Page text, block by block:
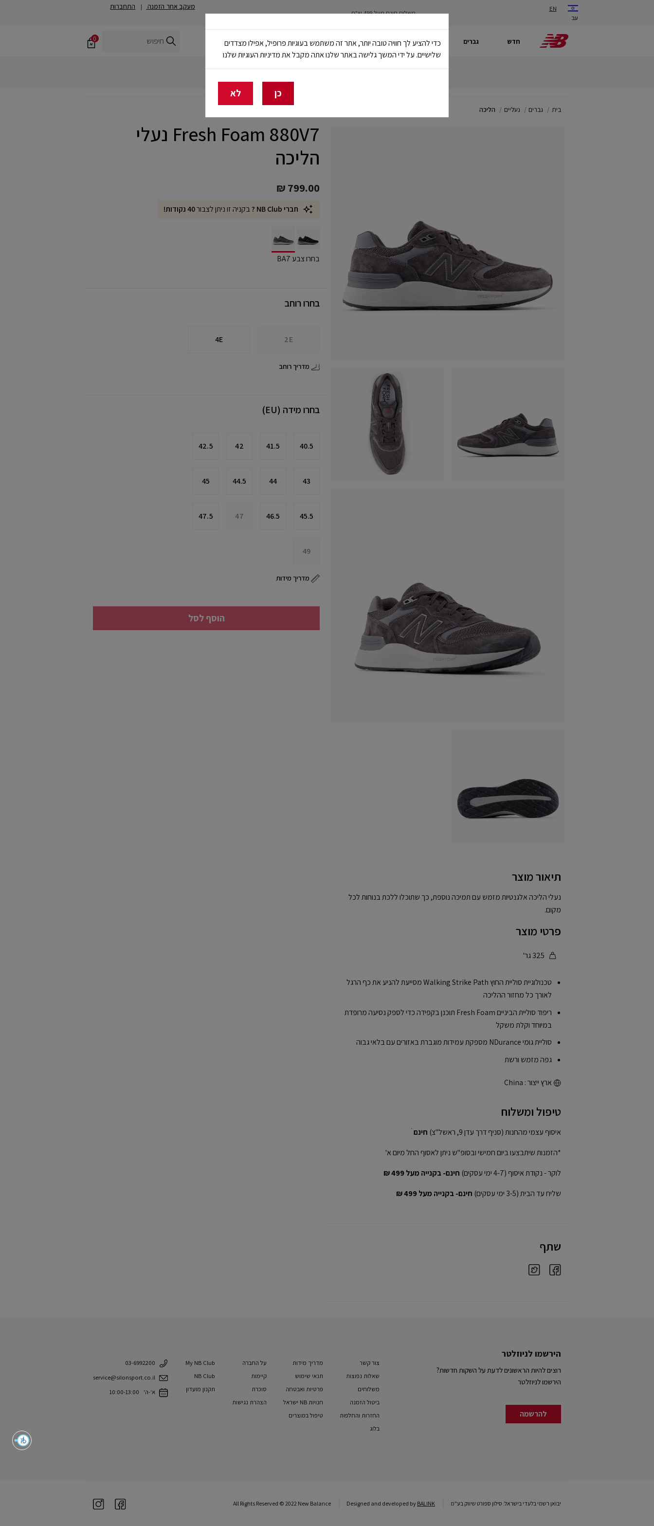
עב
EN
משלוח חינם מעל 499 ש"ח
מעקב אחר הזמנה | התחברות
חדש גברים נשים ילדים ריצה עבודה ובטיחות NB Club
0
🔥 20% הנחה על כל הביגוד באתר ובחנויות - לזמן מוגבל
בית גברים נעליים הליכה
תיאור מוצר
נעלי הליכה אלגנטיות מזמש עם תמיכה נוספת, כך שתוכלו ללכת בנוחות לכל
מקום.
פרטי מוצר
325 גר'
טכנולוגיית סוליית החוץ Walking Strike Path מסייעת להניע את כף הרגל
לאורך כל מחזור ההליכה
ריפוד סוליית הביניים Fresh Foam תוכנן בקפידה כדי לספק נסיעה מרופדת
במיוחד וקלת משקל
סוליית גומי NDurance מספקת עמידות מוגברת באזורים עם בלאי גבוה
גפה מזמש ורשת
ארץ ייצור : China
טיפול ומשלוח
איסוף עצמי מהחנות (סניף דרך עדן 9, ראשל"צ) חינםׁ
*הזמנות שיתבצעו ביום חמישי ובסופ"ש ניתן לאסוף החל מיום א'
לוקר - נקודת איסוף (4-7 ימי עסקים)
חינם- בקנייה מעל 499 ₪
שליח עד הבית (3-5 ימי עסקים)
חינם- בקנייה מעל 499 ₪
שתף
Fresh Foam 880V7 נעלי
הליכה
₪ 799.00
חברי NB Club ? בקניה זו ניתן לצבור
selected בחרו צבע BA7
בחרו רוחב
2E
4E
מדריך רוחב
בחרו מידה (EU)
40.5
41.5
42
42.5
43
44
44.5
45
45.5
46.5
47
47.5
49
מדריך מידות
הוסף לסל
הירשמו לניוזלטר
רוצים להיות הראשונים לדעת על השקות חדשות?
הירשמו לניוזלטר
להרשמה
צור קשר
שאלות נפוצות
משלוחים
ביטול הזמנה
החזרות והחלפות
בלוג
מדריך מידות
תנאי שימוש
פרטיות ואבטחה
חנויות NB ישראל
טיפול במוצרים
על החברה
קיימות
סוכרת
הצהרת נגישות
My NB Club
NB Club
תקנון מועדון
03-6992200
service@silonsport.co.il
א'-ה' 10:00-13:00
יבואן רשמי בלעדי בישראל: סילון ספורט שיווק בע"מ All Rights Reserved © 2022 New Balance Designed and developed by BALINK
כדי להציע לך חוויה טובה יותר, אתר זה משתמש בעוגיות פרופיל, אפילו מצדדים
שלישיים. על ידי המשך גלישה באתר שלנו אתה מקבל את מדיניות העוגיות שלנו
כן לא